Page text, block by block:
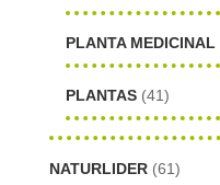
PLANTA MEDICINAL
PLANTAS (41)
NATURLIDER (61)